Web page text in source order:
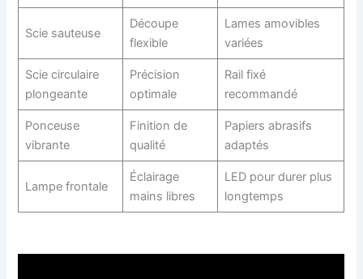
Scie sauteuse
Découpe
flexible
Lames amovibles
variées
Scie circulaire
plongeante
Précision
optimale
Rail fixé
recommandé
Ponceuse
vibrante
Finition de
qualité
Papiers abrasifs
adaptés
Lampe frontale
Éclairage
mains libres
LED pour durer plus
longtemps